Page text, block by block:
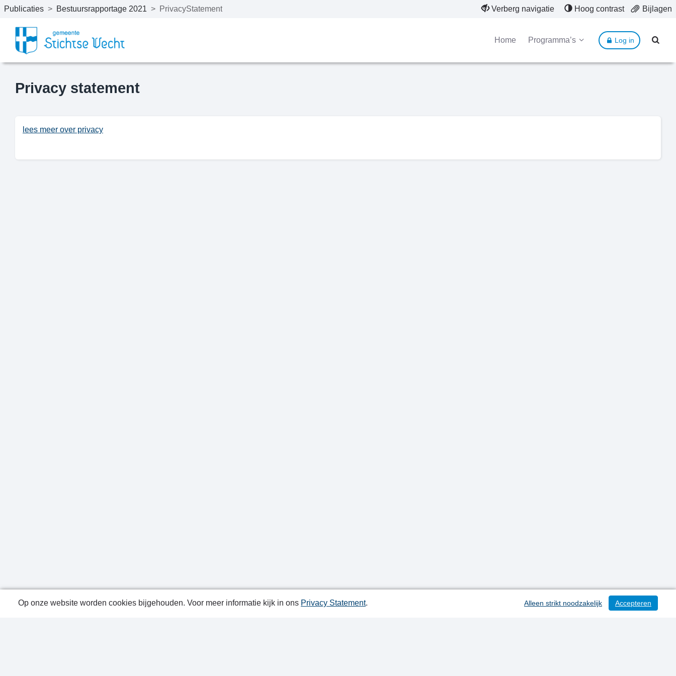
Naar hoofdinhoud
Publicaties > Bestuursrapportage 2021 > PrivacyStatement Verberg navigatie Hoog contrast Bijlagen
Home Programma’s Log in
Privacy statement
lees meer over privacy
Publicatiedatum: 25-05-2022
Op onze website worden cookies bijgehouden. Voor meer informatie kijk in ons Privacy Statement. Accepteren
Alleen strikt noodzakelijk